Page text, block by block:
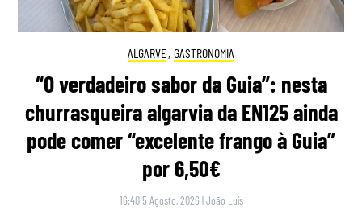
ALGARVE, GASTRONOMIA
“O verdadeiro sabor da Guia”: nesta
churrasqueira algarvia da EN125 ainda
pode comer “excelente frango à Guia”
por 6,50€
16:40 5 Agosto, 2026 |João Luís